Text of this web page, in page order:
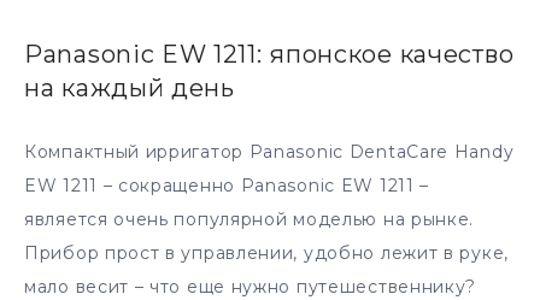
Panasonic EW 1211: японское качество
на каждый день
Компактный ирригатор Panasonic DentaCare Handy
EW 1211 – сокращенно Panasonic EW 1211 –
является очень популярной моделью на рынке.
Прибор прост в управлении, удобно лежит в руке,
мало весит – что еще нужно путешественнику?